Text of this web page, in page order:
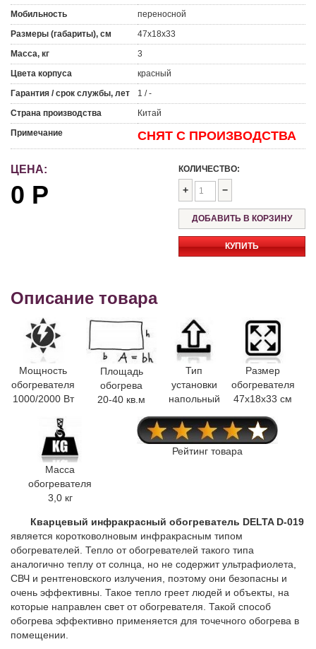
Мобильность
переносной
Размеры (габариты), см
47х18х33
Масса, кг
3
Цвета корпуса
красный
Гарантия / срок службы, лет
1 / -
Страна производства
Китай
Примечание
СНЯТ С ПРОИЗВОДСТВА
ЦЕНА:
0 Р
КОЛИЧЕСТВО:
+ −
КУПИТЬ
Описание товара
Мощность
обогревателя
1000/2000 Вт
Площадь
обогрева
20-40 кв.м
Тип
установки
напольный
Размер
обогревателя
47x18x33 см
Масса
обогревателя
3,0 кг
Рейтинг товара
Кварцевый инфракрасный обогреватель DELTA D-019
является коротковолновым инфракрасным типом
обогревателей. Тепло от обогревателей такого типа
аналогично теплу от солнца, но не содержит ультрафиолета,
СВЧ и рентгеновского излучения, поэтому они безопасны и
очень эффективны. Такое тепло греет людей и объекты, на
которые направлен свет от обогревателя. Такой способ
обогрева эффективно применяется для точечного обогрева в
помещении.